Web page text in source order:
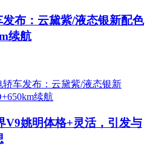
布：云黛紫/液态银新配色
续航
V9姚明体格+灵活，引发与